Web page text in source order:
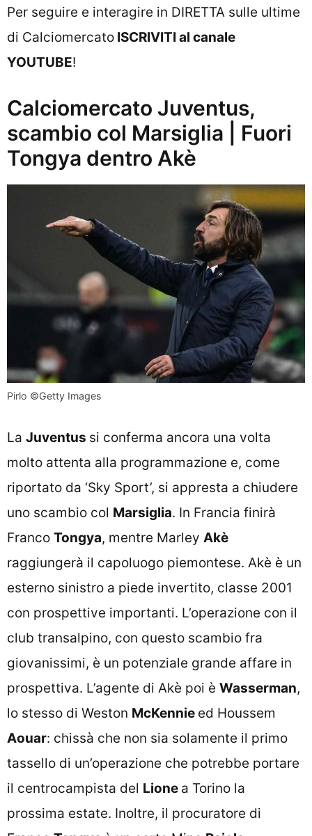
Per seguire e interagire in DIRETTA sulle ultime
di Calciomercato ISCRIVITI al canale
YOUTUBE!
Calciomercato Juventus,
scambio col Marsiglia | Fuori
Tongya dentro Akè
Pirlo ©Getty Images
La Juventus si conferma ancora una volta
molto attenta alla programmazione e, come
riportato da ‘Sky Sport’, si appresta a chiudere
uno scambio col Marsiglia. In Francia finirà
Franco Tongya, mentre Marley Akè
raggiungerà il capoluogo piemontese. Akè è un
esterno sinistro a piede invertito, classe 2001
con prospettive importanti. L’operazione con il
club transalpino, con questo scambio fra
giovanissimi, è un potenziale grande affare in
prospettiva. L’agente di Akè poi è Wasserman,
lo stesso di Weston McKennie ed Houssem
Aouar: chissà che non sia solamente il primo
tassello di un’operazione che potrebbe portare
il centrocampista del Lione a Torino la
prossima estate. Inoltre, il procuratore di